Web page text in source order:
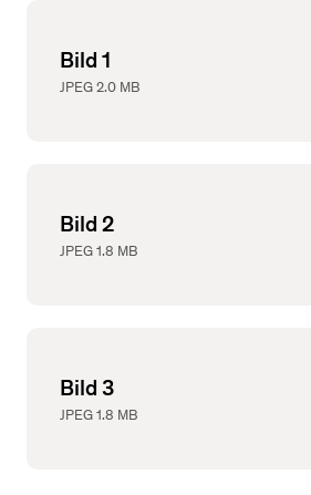
Bild 1
JPEG 2.0 MB
Bild 2
JPEG 1.8 MB
Bild 3
JPEG 1.8 MB